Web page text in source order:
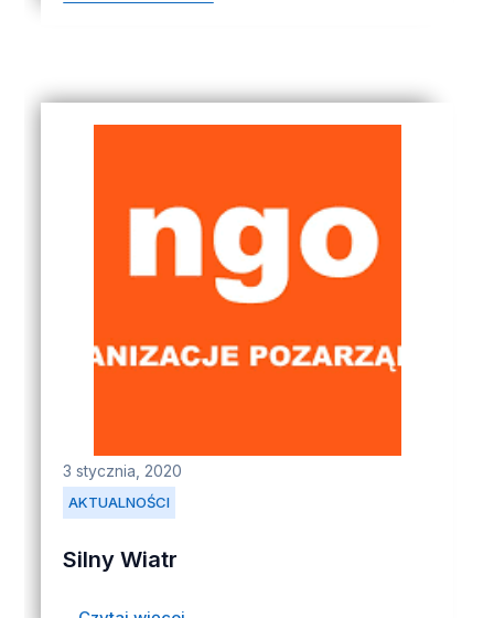
AKTUALNOŚCI
3 stycznia, 2020
Silny Wiatr